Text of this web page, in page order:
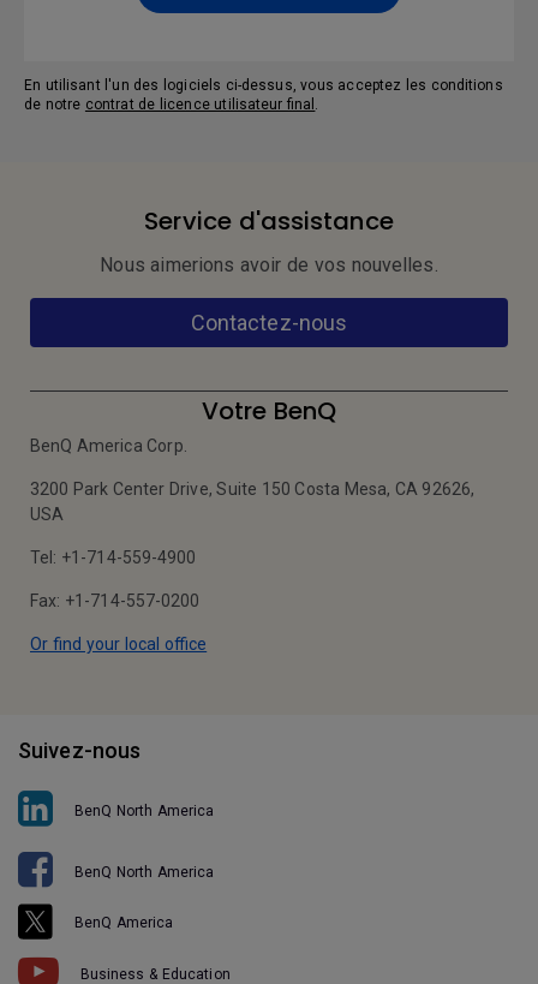
En utilisant l'un des logiciels ci-dessus, vous acceptez les conditions
de notre contrat de licence utilisateur final .
Service d'assistance
Nous aimerions avoir de vos nouvelles.
Contactez-nous
Votre BenQ
BenQ America Corp.
3200 Park Center Drive, Suite 150 Costa Mesa, CA 92626,
USA
Tel: +1-714-559-4900
Fax: +1-714-557-0200
Or find your local office
Suivez-nous
BenQ North America
BenQ North America
BenQ America
Business & Education